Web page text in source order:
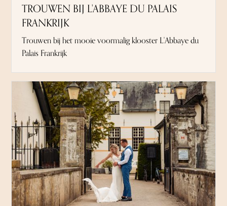
TROUWEN BIJ L'ABBAYE DU PALAIS
FRANKRIJK
Trouwen bij het mooie voormalig klooster L'Abbaye du
Palais Frankrijk